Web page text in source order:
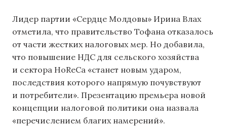
Лидер партии «Сердце Молдовы» Ирина Влах
отметила, что правительство Тофана отказалось
от части жестких налоговых мер. Но добавила,
что повышение НДС для сельского хозяйства
и сектора HoReCa «станет новым ударом,
последствия которого напрямую почувствуют
и потребители». Презентацию премьера новой
концепции налоговой политики она назвала
«перечислением благих намерений».